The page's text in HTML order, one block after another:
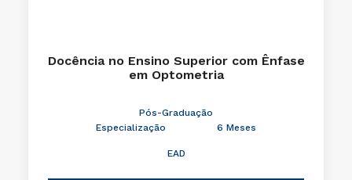
Docência no Ensino Superior com Ênfase
em Optometria
Pós-Graduação
Especialização
6 Meses
EAD